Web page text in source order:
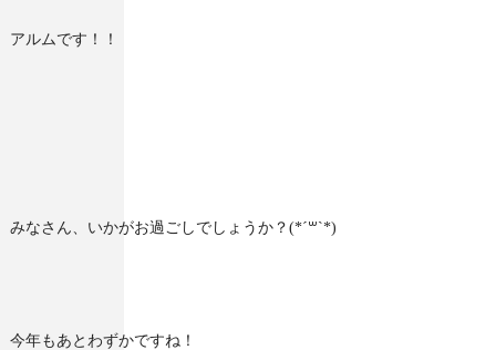
アルムです！！
みなさん、いかがお過ごしでしょうか？(*´꒳`*)
今年もあとわずかですね！